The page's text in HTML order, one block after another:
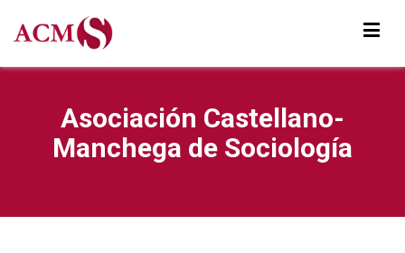
Asociación Castellano-
Manchega de Sociología